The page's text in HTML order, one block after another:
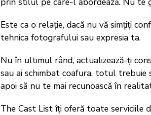
Este ca o relație, dacă nu vă simțiți
tehnica fotografului sau expresia ta.
Nu în ultimul rând, actualizează-ți
sau ai schimbat coafura, totul trebuie
apoi să nu te mai recunoască în
The Cast List îți oferă toate serviciile